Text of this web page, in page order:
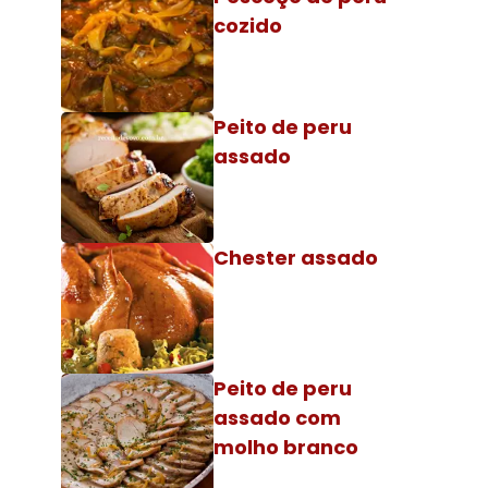
cozido
Peito de peru
assado
Chester assado
Peito de peru
assado com
molho branco